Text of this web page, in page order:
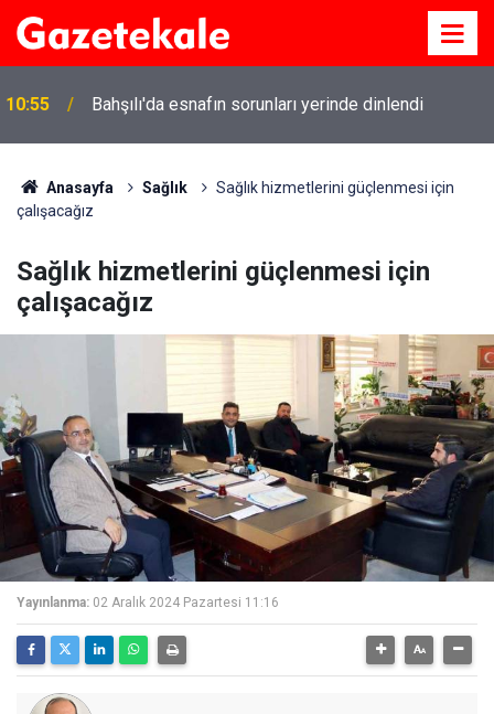
10:55 Bahşılı'da esnafın sorunları yerinde dinlendi
Anasayfa Sağlık
Sağlık hizmetlerini güçlenmesi için
çalışacağız
Sağlık hizmetlerini güçlenmesi için
çalışacağız
Yayınlanma: 02 Aralık 2024 Pazartesi 11:16